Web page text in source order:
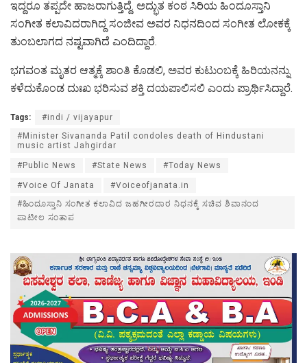
ಇದ್ದರೂ ತಪ್ಪದೇ ಹಾಜರಾಗುತ್ತಿದ್ದೆ. ಅದ್ಭುತ ಕಂಠ ಸಿರಿಯ ಹಿಂದೂಸ್ತಾನಿ
ಸಂಗೀತ ಕಲಾವಿದರಾಗಿದ್ದ ಸಂಜೀವ ಅವರ ನಿಧನದಿಂದ ಸಂಗೀತ ಲೋಕಕ್ಕೆ
ತುಂಬಲಾಗದ ನಷ್ಟವಾಗಿದೆ ಎಂದಿದ್ದಾರೆ.
ಭಗವಂತ ಮೃತರ ಆತ್ಮಕ್ಕೆ ಶಾಂತಿ ಕೊಡಲಿ, ಅವರ ಕುಟುಂಬಕ್ಕೆ ಹಿರಿಯನನ್ನು
ಕಳೆದುಕೊಂಡ ದುಃಖ ಭರಿಸುವ ಶಕ್ತಿ ದಯಪಾಲಿಸಲಿ ಎಂದು ಪ್ರಾರ್ಥಿಸಿದ್ದಾರೆ.
Tags:
#indi / vijayapur
#Minister Sivananda Patil condoles death of Hindustani
music artist Jahgirdar
#Public News #State News #Today News
#Voice Of Janata
#Voiceofjanata.in
#ಹಿಂದೂಸ್ತಾನಿ ಸಂಗೀತ ಕಲಾವಿದ ಜಹಗೀರದಾರ ನಿಧನಕ್ಕೆ ಸಚಿವ ಶಿವಾನಂದ
ಪಾಟೀಲ ಸಂತಾಪ